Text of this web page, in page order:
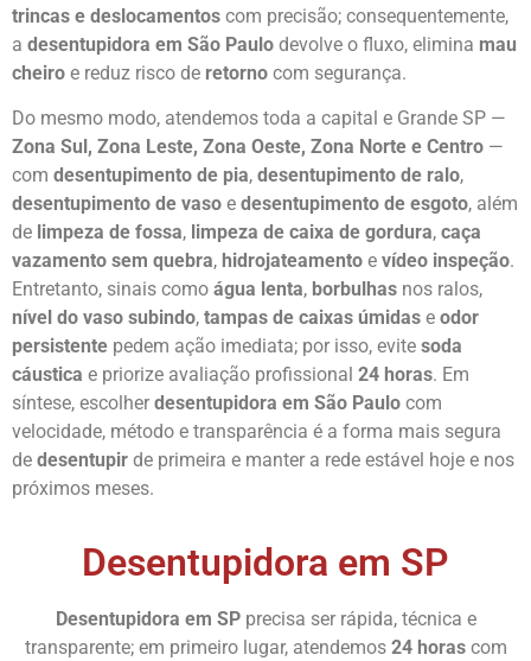
trincas e deslocamentos com precisão; consequentemente,
a desentupidora em São Paulo devolve o fluxo, elimina mau
cheiro e reduz risco de retorno com segurança.
Do mesmo modo, atendemos toda a capital e Grande SP —
Zona Sul, Zona Leste, Zona Oeste, Zona Norte e Centro —
com desentupimento de pia, desentupimento de ralo,
desentupimento de vaso e desentupimento de esgoto, além
de limpeza de fossa, limpeza de caixa de gordura, caça
vazamento sem quebra, hidrojateamento e vídeo inspeção.
Entretanto, sinais como água lenta, borbulhas nos ralos,
nível do vaso subindo, tampas de caixas úmidas e odor
persistente pedem ação imediata; por isso, evite soda
cáustica e priorize avaliação profissional 24 horas. Em
síntese, escolher desentupidora em São Paulo com
velocidade, método e transparência é a forma mais segura
de desentupir de primeira e manter a rede estável hoje e nos
próximos meses.
Desentupidora em SP
Desentupidora em SPprecisa ser rápida, técnica e
transparente; em primeiro lugar, atendemos 24 horascom